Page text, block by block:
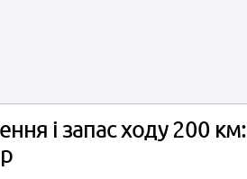
і запас ходу 200